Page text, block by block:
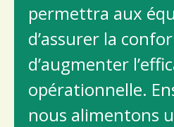
permettra aux
d’assurer la
d’augmenter
opérationnelle.
nous alimentons